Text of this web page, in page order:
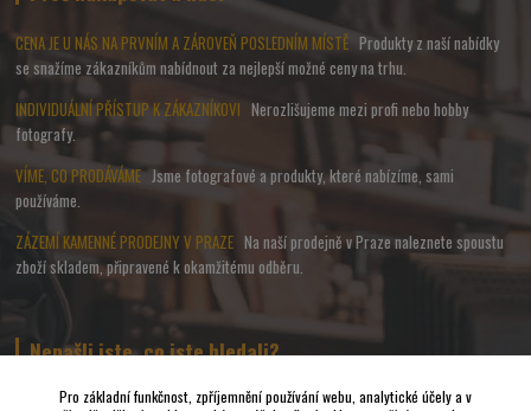
CENA JE U NÁS NA PRVNÍM A ZÁROVEŇ POSLEDNÍM MÍSTĚ Produkty z naší nabídky
se snažíme zákazníkům nabídnout za nejlepší možné ceny na trhu.
INDIVIDUÁLNÍ PŘÍSTUP K ZÁKAZNÍKOVINerozlišujeme mezi profi nebo hobby
fotografy.
VÍME, CO PRODÁVÁMEJsme fotografové a produkty, které nabízíme, sami
používáme.
ZÁZEMÍ KAMENNÉ PRODEJNY V PRAZENa naší prodejně v Praze naleznete spoustu
zboží skladem, připravené k okamžitému odběru.
Nenašli jste, co jste hledali?
Pro základní funkčnost, zpříjemnění používání webu, analytické účely a v